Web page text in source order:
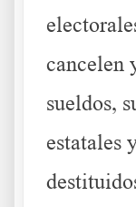
cancelen
sueldos,
estatales